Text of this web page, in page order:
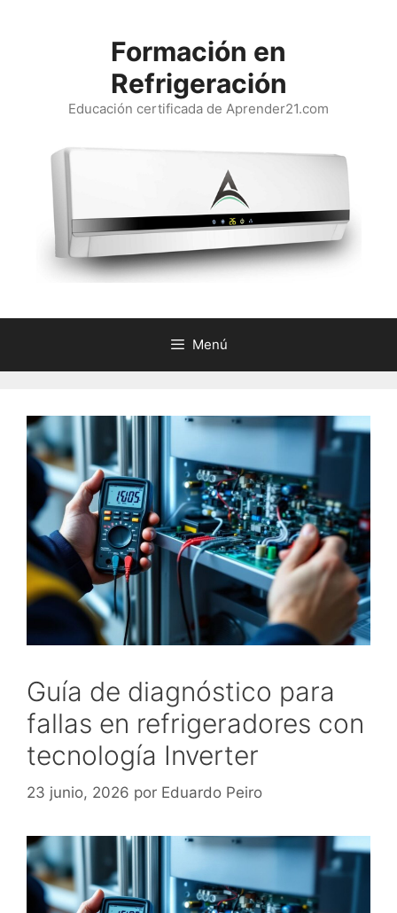
Formación en
Refrigeración
Educación certificada de Aprender21.com
Menú
Guía de diagnóstico para
fallas en refrigeradores con
tecnología Inverter
23 junio, 2026 por Eduardo Peiro